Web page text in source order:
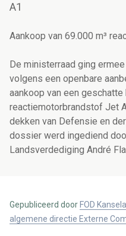
A1
Aankoop van 69.000 m³
De ministerraad ging
volgens een openbare
aankoop van een
reactiemotorbrandstof Jet
dekken van Defensie en
dossier werd ingediend
Landsverdediging André
Gepubliceerd door FOD
algemene directie Externe